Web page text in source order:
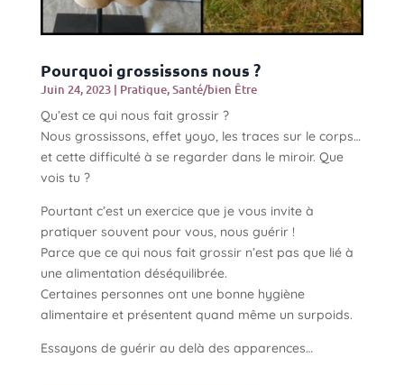
Pourquoi grossissons nous ?
Juin 24, 2023| Pratique,Santé/bien Être
Qu’est ce qui nous fait grossir ?
Nous grossissons, effet yoyo, les traces sur le corps…
et cette difficulté à se regarder dans le miroir. Que
vois tu ?
Pourtant c’est un exercice que je vous invite à
pratiquer souvent pour vous, nous guérir !
Parce que ce qui nous fait grossir n’est pas que lié à
une alimentation déséquilibrée.
Certaines personnes ont une bonne hygiène
alimentaire et présentent quand même un surpoids.
Essayons de guérir au delà des apparences…